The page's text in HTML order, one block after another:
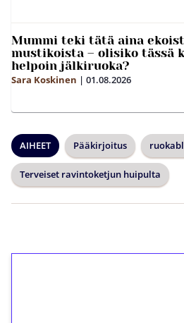
Mummi teki tätä aina
mustikoista – olisiko tässä
helpoin jälkiruoka?
Sara Koskinen | 01.08.2026
AIHEET Pääkirjoitus
Terveiset ravintoketjun huipulta